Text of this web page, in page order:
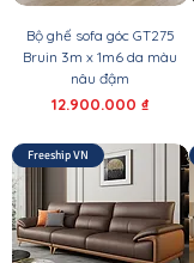
Bộ ghế sofa góc GT275
Bruin 3m x 1m6 da màu
nâu đậm
Giá
12.900.000 ₫
Freeship VN